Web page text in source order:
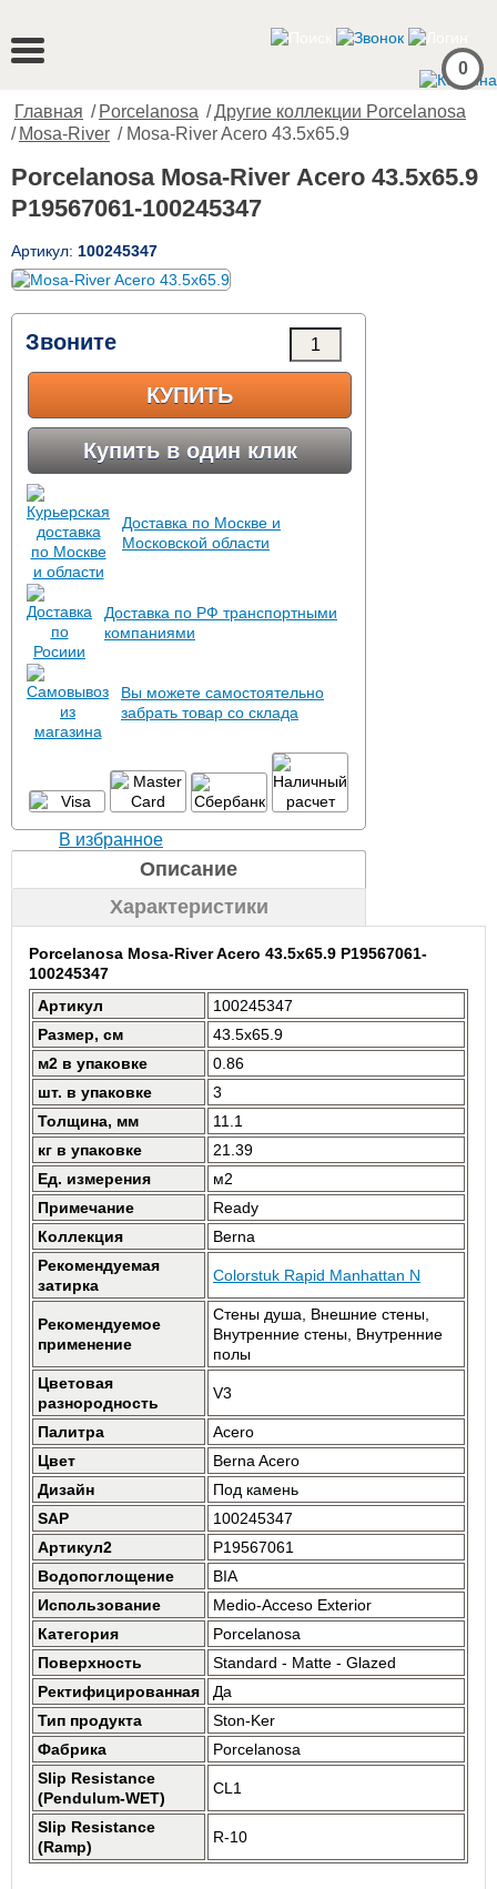
0
Главная / Porcelanosa /Другие коллекции Porcelanosa
/ Mosa-River / Mosa-River Acero 43.5x65.9
Porcelanosa Mosa-River Acero 43.5x65.9
P19567061-100245347
Артикул: 100245347
Звоните
КУПИТЬ
Купить в один клик
Доставка по Москве и
Московской области
Доставка по РФ транспортными
компаниями
Вы можете самостоятельно
забрать товар со склада
В избранное
Описание
Характеристики
Porcelanosa Mosa-River Acero 43.5x65.9 P19567061-
100245347
Артикул
100245347
Размер, см
43.5x65.9
м2 в упаковке
0.86
шт. в упаковке
3
Толщина, мм
11.1
кг в упаковке
21.39
Ед. измерения
м2
Примечание
Ready
Коллекция
Berna
Рекомендуемая
затирка
Colorstuk Rapid Manhattan N
Рекомендуемое
применение
Стены душа, Внешние стены,
Внутренние стены, Внутренние
полы
Цветовая
разнородность
V3
Палитра
Acero
Цвет
Berna Acero
Дизайн
Под камень
SAP
100245347
Артикул2
P19567061
Водопоглощение
BIA
Использование
Medio-Acceso Exterior
Категория
Porcelanosa
Поверхность
Standard - Matte - Glazed
Ректифицированная
Да
Тип продукта
Ston-Ker
Фабрика
Porcelanosa
Slip Resistance
(Pendulum-WET)
CL1
Slip Resistance
(Ramp)
R-10